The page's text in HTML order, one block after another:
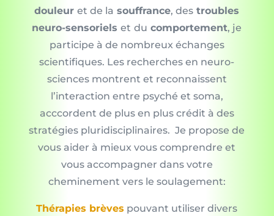
douleuret de la souffrance, des troubles
neuro-sensorielset du comportement, je
participe à de nombreux échanges
scientifiques. Les recherches en neuro-
sciences montrent et reconnaissent
l’interaction entre psyché et soma,
acccordent de plus en plus crédit à des
stratégies pluridisciplinaires. Je propose de
vous aider à mieux vous comprendre et
vous accompagner dans votre
cheminement vers le soulagement:
Thérapies brèves pouvant utiliser divers